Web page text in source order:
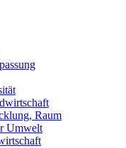
Raum
Umwelt